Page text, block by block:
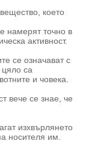
което
намерят точно в
активност.
се означават с
цяло са
и човека.
вече се знае, че
изхвърлянето
носителя им.